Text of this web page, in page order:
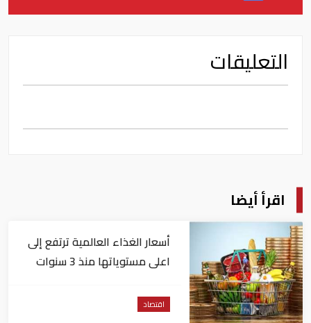
التعليقات
اقرأ أيضا
أسعار الغذاء العالمية ترتفع إلى
اعلى مستوياتها منذ 3 سنوات
اقتصاد